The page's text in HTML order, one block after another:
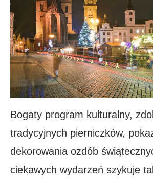
Bogaty program kulturalny,
tradycyjnych pierniczków,
dekorowania ozdób
ciekawych wydarzeń szykuje